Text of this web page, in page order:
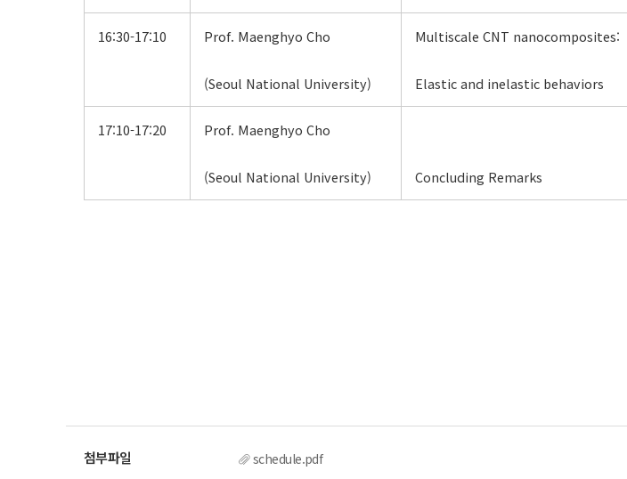
16:30-17:10 Prof. Maenghyo Cho
(Seoul National University)
Multiscale CNT nanocomposites:
Elastic and inelastic behaviors
17:10-17:20 Prof. Maenghyo Cho
(Seoul National University) Concluding Remarks
schedule.pdf